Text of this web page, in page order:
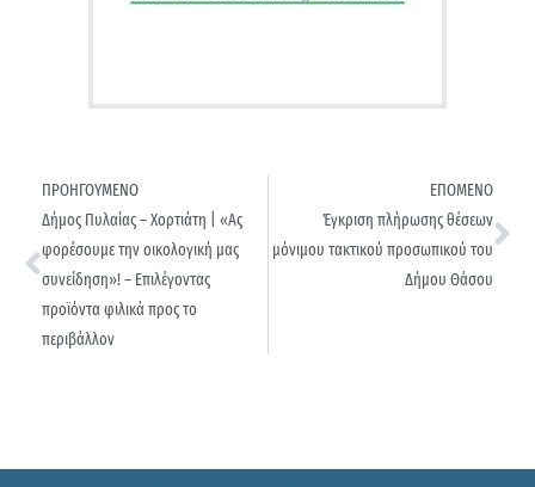
ΠΡΟΗΓΟΥΜΕΝΟ
Δήμος Πυλαίας – Χορτιάτη | «Aς
φορέσουμε την οικολογική μας
συνείδηση»! – Επιλέγοντας
προϊόντα φιλικά προς το
περιβάλλον
ΕΠΟΜΕΝΟ
Έγκριση πλήρωσης θέσεων
μόνιμου τακτικού προσωπικού του
Δήμου Θάσου